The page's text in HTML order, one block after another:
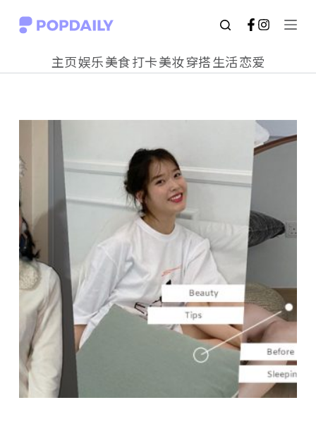
S
c
o
n
t
e
n
主页娱乐美食打卡美妆穿搭生活恋爱